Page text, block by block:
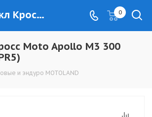
Мотоцикл Кросс Moto Apollo M3 300 4V (175FMN PR5) - www.kovrovec.ru 0
Moto Apollo M3 300
и эндуро MOTOLAND